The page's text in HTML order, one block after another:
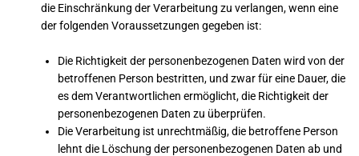
die Einschränkung der Verarbeitung zu verlangen, wenn eine
der folgenden Voraussetzungen gegeben ist:
Die Richtigkeit der personenbezogenen Daten wird von der
betroffenen Person bestritten, und zwar für eine Dauer, die
es dem Verantwortlichen ermöglicht, die Richtigkeit der
personenbezogenen Daten zu überprüfen.
Die Verarbeitung ist unrechtmäßig, die betroffene Person
lehnt die Löschung der personenbezogenen Daten ab und